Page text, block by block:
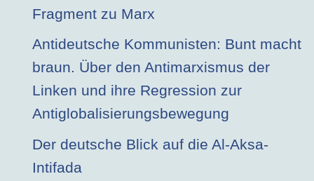
Fragment zu Marx
Antideutsche Kommunisten: Bunt macht
braun. Über den Antimarxismus der
Linken und ihre Regression zur
Antiglobalisierungsbewegung
Der deutsche Blick auf die Al-Aksa-
Intifada